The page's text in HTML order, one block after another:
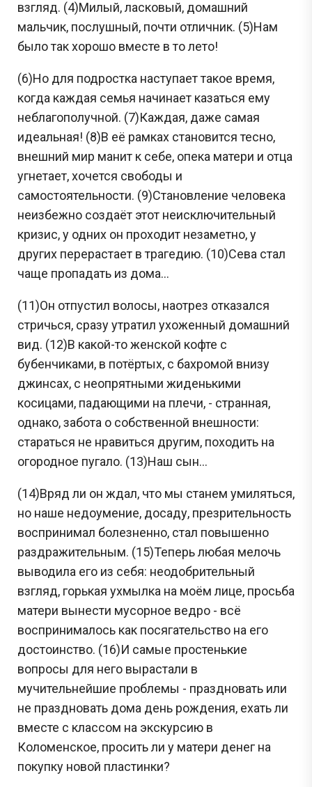
взгляд. (4)Милый, ласковый, домашний
мальчик, послушный, почти отличник. (5)Нам
было так хорошо вместе в то лето!
(6)Но для подростка наступает такое время,
когда каждая семья начинает казаться ему
неблагополучной. (7)Каждая, даже самая
идеальная! (8)В её рамках становится тесно,
внешний мир манит к себе, опека матери и отца
угнетает, хочется свободы и
самостоятельности. (9)Становление человека
неизбежно создаёт этот неисключительный
кризис, у одних он проходит незаметно, у
других перерастает в трагедию. (10)Сева стал
чаще пропадать из дома...
(11)Он отпустил волосы, наотрез отказался
стричься, сразу утратил ухоженный домашний
вид. (12)В какой-то женской кофте с
бубенчиками, в потёртых, с бахромой внизу
джинсах, с неопрятными жиденькими
косицами, падающими на плечи, - странная,
однако, забота о собственной внешности:
стараться не нравиться другим, походить на
огородное пугало. (13)Наш сын...
(14)Вряд ли он ждал, что мы станем умиляться,
но наше недоумение, досаду, презрительность
воспринимал болезненно, стал повышенно
раздражительным. (15)Теперь любая мелочь
выводила его из себя: неодобрительный
взгляд, горькая ухмылка на моём лице, просьба
матери вынести мусорное ведро - всё
воспринималось как посягательство на его
достоинство. (16)И самые простенькие
вопросы для него вырастали в
мучительнейшие проблемы - праздновать или
не праздновать дома день рождения, ехать ли
вместе с классом на экскурсию в
Коломенское, просить ли у матери денег на
покупку новой пластинки?